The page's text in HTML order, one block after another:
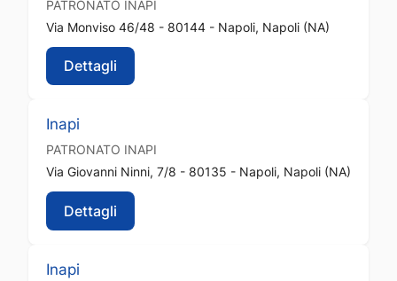
PATRONATO INAPI
Via Monviso 46/48 - 80144 - Napoli, Napoli (NA)
Dettagli
Inapi
PATRONATO INAPI
Via Giovanni Ninni, 7/8 - 80135 - Napoli, Napoli (NA)
Dettagli
Inapi